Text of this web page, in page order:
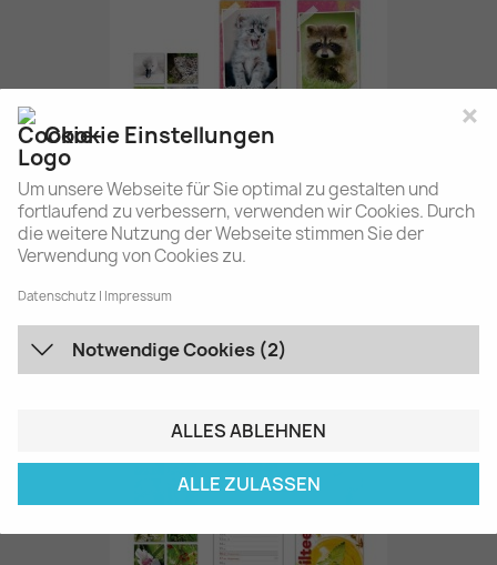
Cookie Einstellungen
Um unsere Webseite für Sie optimal zu gestalten und
fortlaufend zu verbessern, verwenden wir Cookies. Durch
die weitere Nutzung der Webseite stimmen Sie der
Verwendung von Cookies zu.
Datenschutz Impressum
Notwendige Cookies (2)
×
ALLES ABLEHNEN
ALLE ZULASSEN
Streifenkalender "Tierbabys"
0,90 €